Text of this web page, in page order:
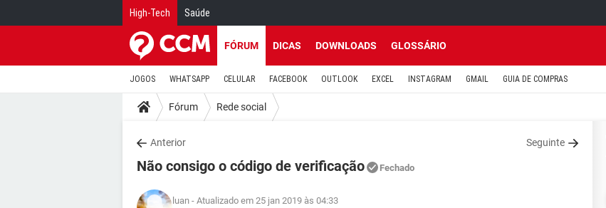
High-Tech Saúde
FÓRUM DICAS DOWNLOADS GLOSSÁRIO
JOGOS WHATSAPP CELULAR FACEBOOK OUTLOOK EXCEL INSTAGRAM GMAIL GUIA DE COMPRAS
Fórum Rede social
Anterior Seguinte
Não consigo o código de verificação Fechado
luan - Atualizado em 25 jan 2019 às 04:33